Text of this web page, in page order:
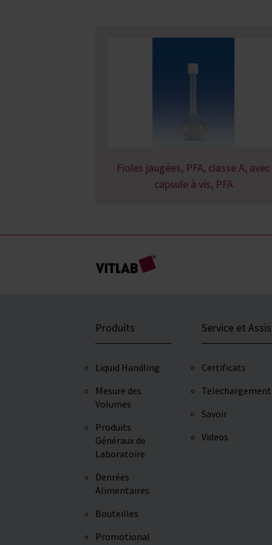
Fioles jaugées, PFA, classe A, avec
capsule à vis, PFA
Produits
Liquid Handling
Mesure des
Volumes
Produits
Généraux de
Laboratoire
Denrées
Alimentaires
Bouteilles
Promotional
Service et
Certificats
Savoir
Videos